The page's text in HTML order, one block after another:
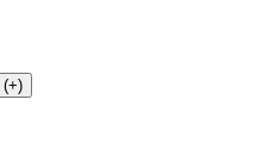
(+)